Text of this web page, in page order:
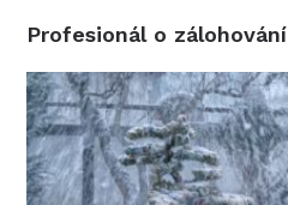
Profesionál o zálohování